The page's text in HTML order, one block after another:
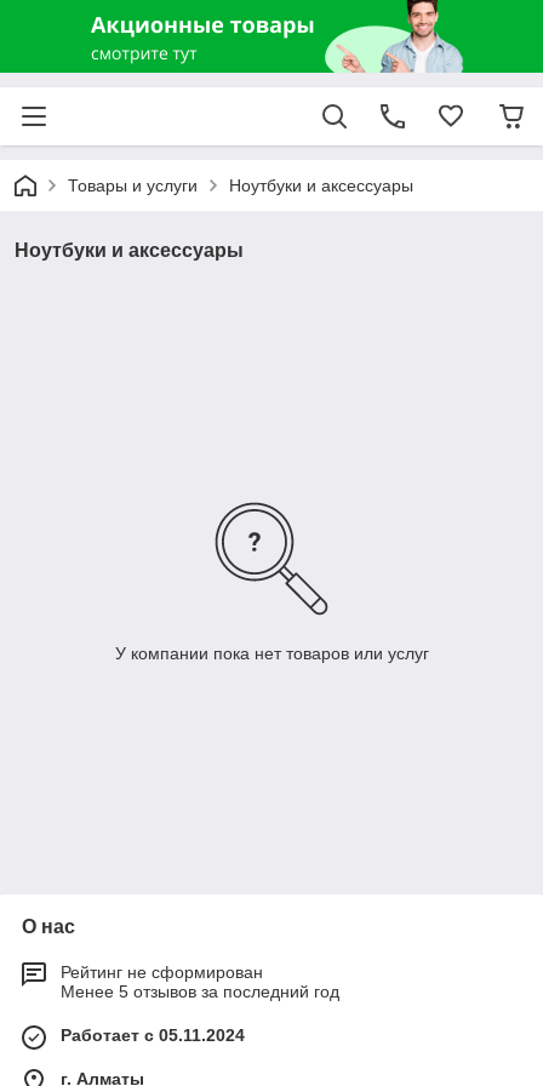
Товары и услуги Ноутбуки и аксессуары
Ноутбуки и аксессуары
У компании пока нет товаров или услуг
О нас
Рейтинг не сформирован
Менее 5 отзывов за последний год
Работает с 05.11.2024
г. Алматы